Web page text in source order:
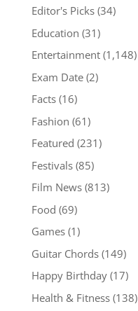
Editor's Picks(34)
Education (31)
Entertainment(1,148)
Exam Date(2)
Facts(16)
Fashion (61)
Featured (231)
Festivals(85)
Film News(813)
Food (69)
Games(1)
Guitar Chords(149)
Happy Birthday(17)
Health & Fitness(138)